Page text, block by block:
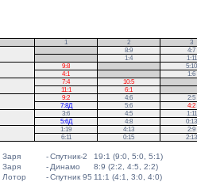
1 2
3
8:9
4:7
1:4
1:11
9:8
5:10
4:1
1:6
7:4 10:5
11:1
6:1
9:2 4:6
2:5
7:8Д
5:6
4:2
3:6 4:5
1:11
5:6Д
4:8
0:13
1:19 4:13
2:9
6:11
0:15 2:13
Заря -Спутник-2
19:1 (9:0, 5:0, 5:1)
Заря - Динамо
8:9 (2:2, 4:5, 2:2)
Лотор -Спутник 95 11:1 (4:1, 3:0, 4:0)